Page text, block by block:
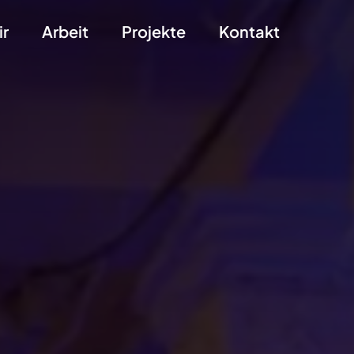
Arbeit Projekte Kontakt